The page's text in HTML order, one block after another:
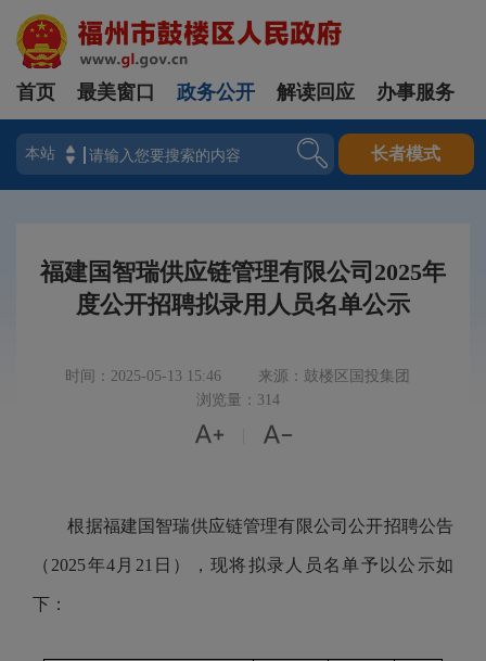
登录
首页 最美窗口 政务公开 解读回应 办事服务
长者模式
福建国智瑞供应链管理有限公司2025年
度公开招聘拟录用人员名单公示
时间：2025-05-13 15:46
来源：鼓楼区国投集团
浏览量：314
 
根据福建国智瑞供应链管理有限公司公开招聘公告
（2025年4 月 21 日），现将拟录人员名单予以公示如
下：